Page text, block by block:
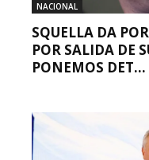
NACIONAL
SQUELLA DA
POR SALIDA DE
PONEMOS DET...